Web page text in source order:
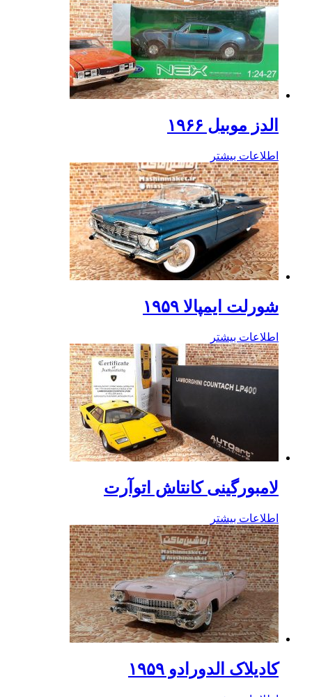
الدز موبیل ۱۹۶۶
اطلاعات بیشتر
شورلت ایمپالا ۱۹۵۹
اطلاعات بیشتر
لامبورگینی کانتاش اتوآرت
اطلاعات بیشتر
کادیلاک الدورادو ۱۹۵۹